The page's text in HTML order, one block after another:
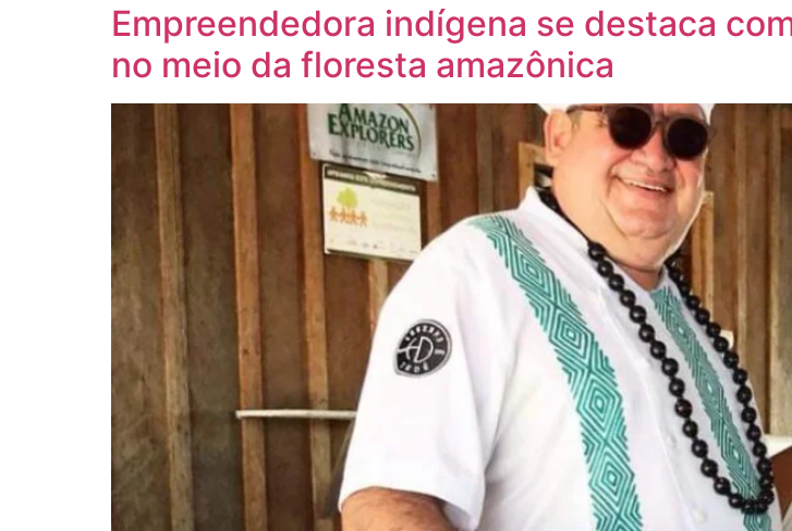
Empreendedora indígena se destaca
no meio da floresta amazônica